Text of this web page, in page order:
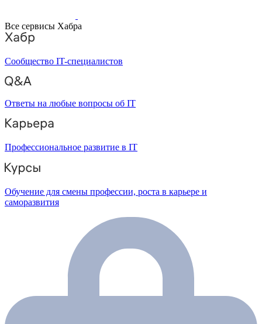
Все сервисы Хабра
Сообщество IT-специалистов
Ответы на любые вопросы об IT
Профессиональное развитие в IT
Обучение для смены профессии, роста в карьере и
саморазвития